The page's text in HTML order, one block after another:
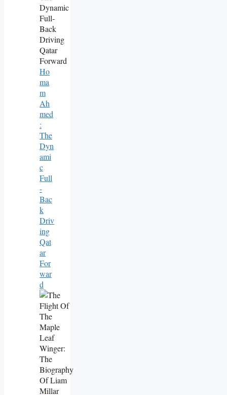
Ho
Ma
M
Ah
Med
:
The
Dyn
Ami
C
Full
-
Bac
K
Driv
Ing
Qat
Ar
For
War
D